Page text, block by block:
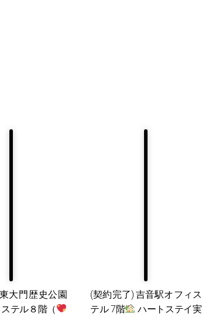
東大門歴史公園
テル８階（
(契約完了) 吉音駅オフィス
テル 7階
ハートステイ実